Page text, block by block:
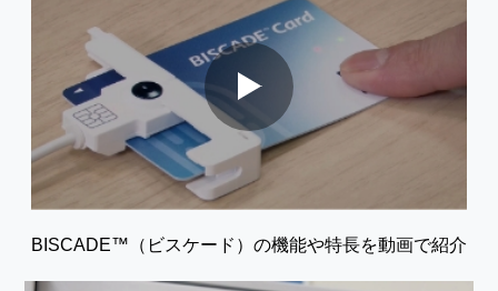
BISCADE™（ビスケード）の機能や特長を動画で紹介